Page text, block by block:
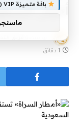
أخبار
1 دقائق
باقة متميزة VIP (كود: AA26790):